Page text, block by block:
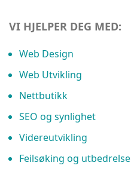
VI HJELPER DEG MED:
Web Design
Web Utvikling
Nettbutikk
SEO og synlighet
Videreutvikling
Feilsøking og utbedrelse